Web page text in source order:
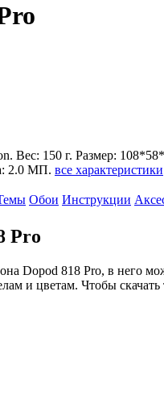
Вес: 150 г. Размер:
2.0 МП. все характеристики
Обои Инструкции
Pro
Dopod 818 Pro, в него
и цветам. Чтобы